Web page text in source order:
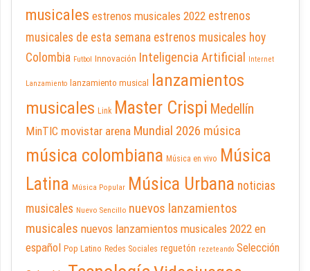
musicales estrenos musicales 2022 estrenos
musicales de esta semana estrenos musicales hoy
Colombia Futbol Innovación Inteligencia Artificial Internet
Lanzamiento lanzamiento musical
lanzamientos
musicales Link Master Crispi Medellín
MinTIC movistar arena Mundial 2026 música
música colombiana Música en vivo Música
Latina Música Popular Música Urbana noticias
musicales Nuevo Sencillo nuevos lanzamientos
musicales nuevos lanzamientos musicales 2022 en
español Pop Latino Redes Sociales reguetón rezeteando Selección